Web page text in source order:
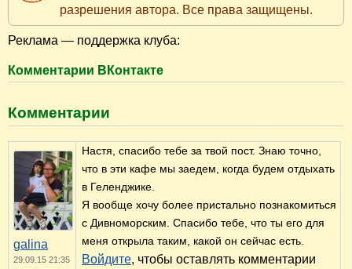
разрешения автора. Все права защищены.
Реклама — поддержка клуба:
Комментарии ВКонтакте
Комментарии
galina
29.09.15 21:35
Настя, спасибо тебе за твой пост. Знаю точно,
что в эти кафе мы заедем, когда будем отдыхать
в Геленджике.
Я вообще хочу более пристально познакомиться
с Дивноморским. Спасибо тебе, что ты его для
меня открыла таким, какой он сейчас есть.
Войдите, чтобы оставлять комментарии